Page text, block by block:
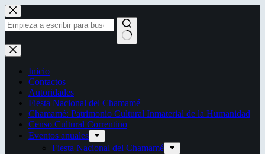
Saltar
al
contenido
Sin
resultados
Inicio
Contactos
Autoridades
Fiesta Nacional del Chamamé
Chamamé: Patrimonio Cultural Inmaterial de la Humanidad
Censo Cultural Correntino
Eventos anuales
Fiesta Nacional del Chamamé